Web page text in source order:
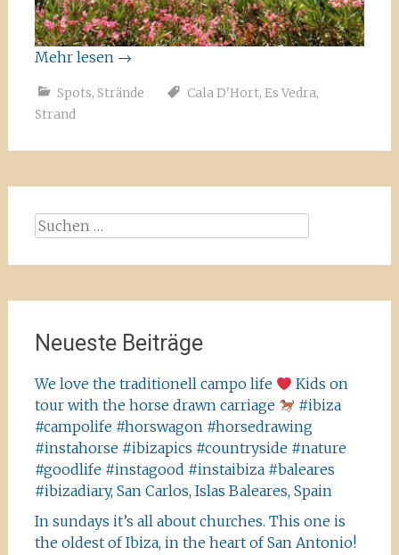
Mehr lesen →
Spots, Strände Cala D'Hort, Es Vedra,
Strand
Suchen
Neueste Beiträge
We love the traditionell campo life
Kids on
tour with the horse drawn carriage
#ibiza
#campolife #horswagon #horsedrawing
#instahorse #ibizapics #countryside #nature
#goodlife #instagood #instaibiza #baleares
#ibizadiary, San Carlos, Islas Baleares, Spain
In sundays it’s all about churches. This one is
the oldest of Ibiza, in the heart of San Antonio!